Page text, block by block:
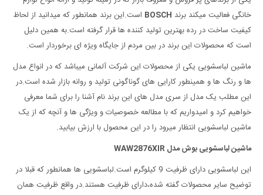
خانگی فعالیت میکند برند BOSCH است.این برند همانطور که میدانید از لحاظ
کیفیت ساخت در رده بهترین تولید کننده ها قرار گرفته است.به همین دلیل
است که محصولات این برند در بین مردم از جایگاه ویژه ای برخوردار است.
ماشین لباسشویی یکی از محصولات این شرکت آلمانی میباشد که در انواع مدل
ها و رنگ ها و همینطور کارایی های گوناگونی تولید و روانه بازار شده است.در
این مطلب یک مدل از سری مدل های این برند نام آشنا را برای شما معرفی
خواهیم کرد و امیدواریم که با مطالعه خصوصیات و ویژگی ها و آنچه که از یک
ماشین لباسشویی انتظار میرود را در این محصول با ارزش بیابید.
ماشین لباسشویی بوش مدل WAW2876XIR
این لباسشویی دارای ظرفیت 9 کیلوگرم است.لباسشویی ها همانطور که قبلا در
توضیح سایر محصولات گفته شده،دارای ظرفیت هستند.در واقع ظرفیت همان